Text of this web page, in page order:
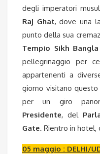
degli imperatori
Raj Ghat, dove una
punto della sua
Tempio Sikh
pellegrinaggio per
appartenenti a
giorno visitano
per un giro
Presidente, del
Gate. Rientro in hotel,
05 maggio : DELHI/